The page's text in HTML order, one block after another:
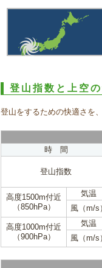
登山指数と上空
登山をするための快適さを
時 間
登山指数
高度1500m付近
（850hPa）
気温
風（m/s）
高度1000m付近
（900hPa）
気温
風（m/s）